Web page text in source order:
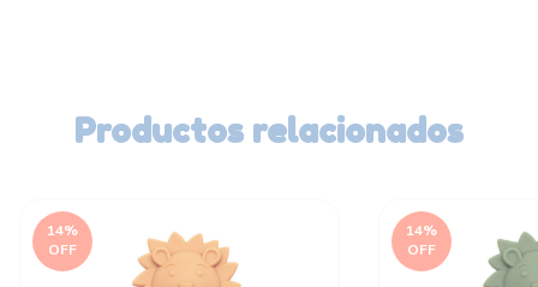
Productos relacionados
14%
OFF
14%
OFF